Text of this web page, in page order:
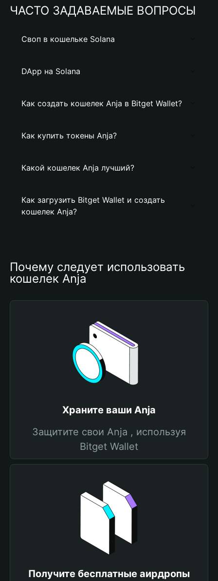
ЧАСТО ЗАДАВАЕМЫЕ ВОПРОСЫ
Своп в кошельке Solana
DApp на Solana
Как создать кошелек Anja в Bitget Wallet?
Как купить токены Anja?
Какой кошелек Anja лучший?
Как загрузить Bitget Wallet и создать
кошелек Anja?
Почему следует использовать
кошелек Anja
Храните ваши Anja
Защитите свои Anja , используя
Bitget Wallet
Получите бесплатные аирдропы